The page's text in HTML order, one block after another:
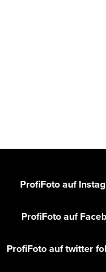
ProfiFoto auf
ProfiFoto auf
ProfiFoto auf twitter